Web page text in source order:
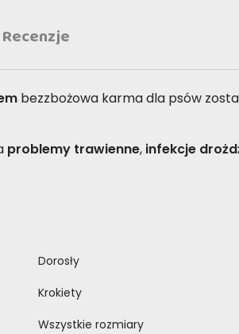
Recenzje
bezzbożowa karma dla psów
problemy trawienne, infekcje
Dorosły
Krokiety
Wszystkie rozmiary